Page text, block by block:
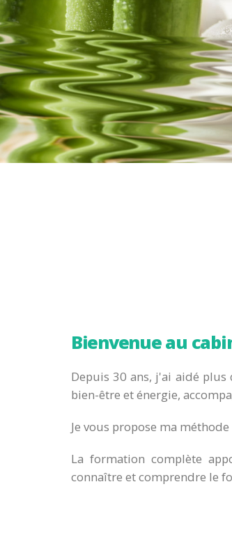
Bienvenue au
Depuis 30 ans, j'ai aidé
bien-être et énergie,
Je vous propose ma
La formation complète
connaître et comprendre le